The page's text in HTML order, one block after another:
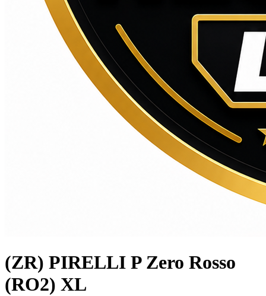
(ZR) PIRELLI P Zero Rosso
(RO2) XL